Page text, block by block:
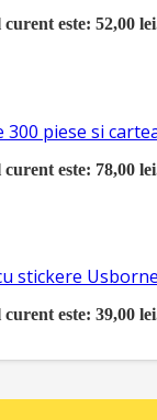
este: 52,00
piese si
este: 78,00
stickere Usborne
este: 39,00